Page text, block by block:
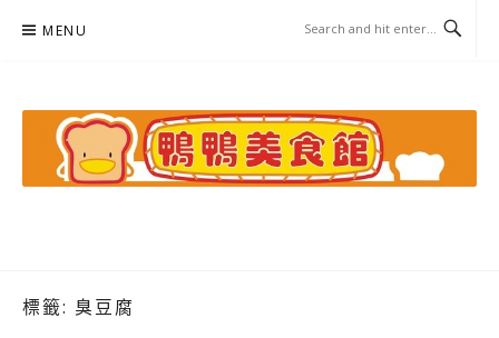
MENU
標籤: 臭豆腐